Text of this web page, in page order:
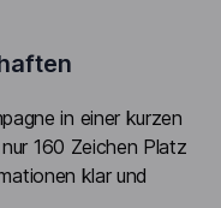
in einer kurzen
160 Zeichen Platz
klar und